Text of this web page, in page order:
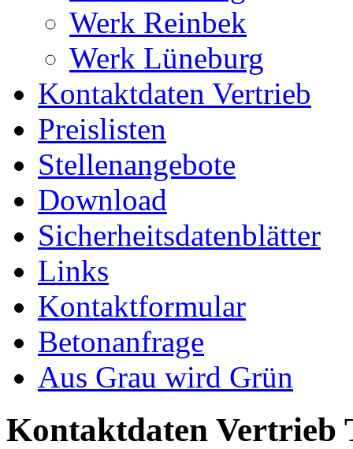
Werk Reinbek
Werk Lüneburg
Kontaktdaten Vertrieb
Preislisten
Stellenangebote
Download
Sicherheitsdatenblätter
Links
Kontaktformular
Betonanfrage
Aus Grau wird Grün
Kontaktdaten Vertrieb